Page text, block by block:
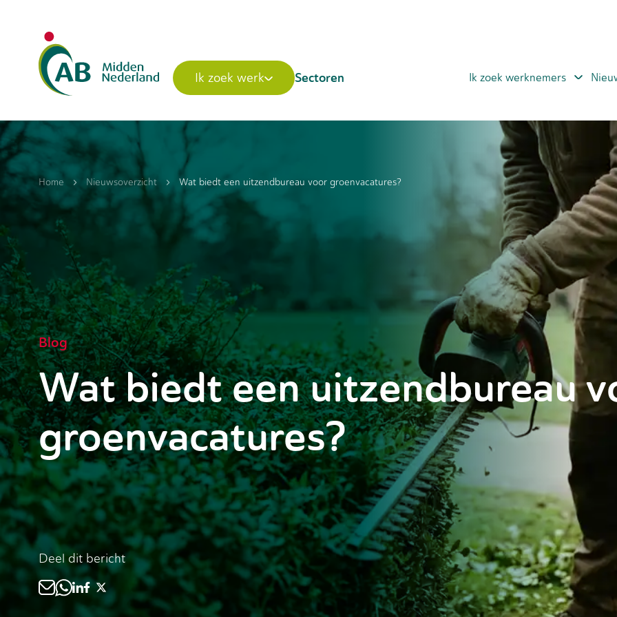
Ik zoek werk Sectoren Ik zoek werknemers
Home Nieuwsoverzicht Wat biedt een uitzendbureau voor groenvacatures?
Blog
Wat biedt een uitzendbureau
groenvacatures?
Deel dit bericht